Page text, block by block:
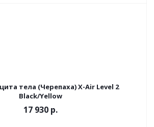
тела (Черепаха) X-Air Level 2
Black/Yellow
17 930 р.